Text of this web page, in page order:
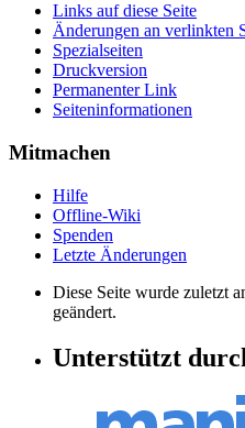
Links auf diese Seite
Änderungen an verlinkten
Spezialseiten
Druckversion
Permanenter Link
Seiten­informationen
Mitmachen
Hilfe
Offline-Wiki
Spenden
Letzte Änderungen
Diese Seite wurde zuletzt
geändert.
Unterstützt